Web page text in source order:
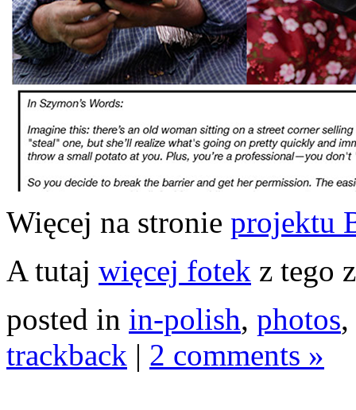
Więcej na stronie projektu
A tutaj więcej fotek z tego
posted in in-polish, photos,
trackback | 2 comments »